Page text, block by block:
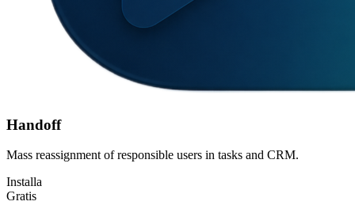
Handoff
Mass reassignment of responsible users in tasks and CRM.
Installa
Gratis